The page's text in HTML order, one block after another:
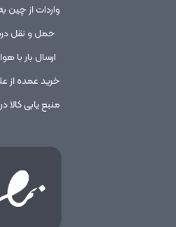
واردات از چین
حمل و نقل
ارسال بار با
خرید عمده از
منبع یابی کالا